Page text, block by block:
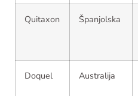
Quitaxon Španjolska
Doquel Australija